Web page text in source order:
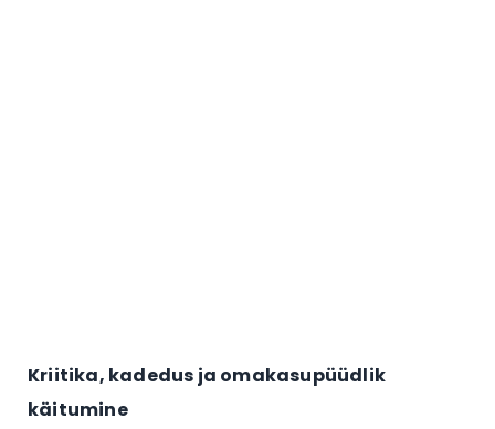
Kriitika, kadedus ja omakasupüüdlik
käitumine